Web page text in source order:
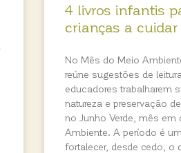
4 livros infantis
crianças a
No Mês do Meio
reúne sugestões de
educadores trabalharem
natureza e preservação
no Junho Verde, mês em
Ambiente. A período é
fortalecer, desde cedo, o